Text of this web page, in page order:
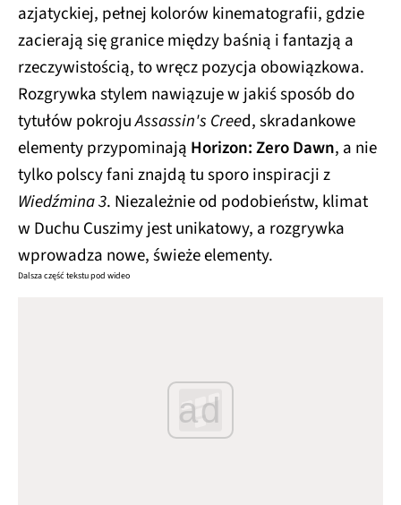
azjatyckiej, pełnej kolorów kinematografii, gdzie
zacierają się granice między baśnią i fantazją a
rzeczywistością, to wręcz pozycja obowiązkowa.
Rozgrywka stylem nawiązuje w jakiś sposób do
tytułów pokrojuAssassin's Creed, skradankowe
elementy przypominają Horizon: Zero Dawn, a nie
tylko polscy fani znajdą tu sporo inspiracji z
Wiedźmina 3. Niezależnie od podobieństw, klimat
w Duchu Cuszimy jest unikatowy, a rozgrywka
wprowadza nowe, świeże elementy.
Dalsza część tekstu pod wideo
ad